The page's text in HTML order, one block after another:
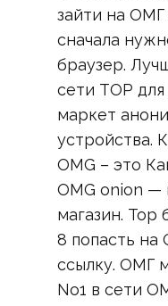
зайти на ОМГ
сначала
браузер.
сети ТОР
маркет
устройства.
OMG – это
OMG onion —
магазин. Тор
8 попасть на
ссылку. ОМГ
No1 в сети